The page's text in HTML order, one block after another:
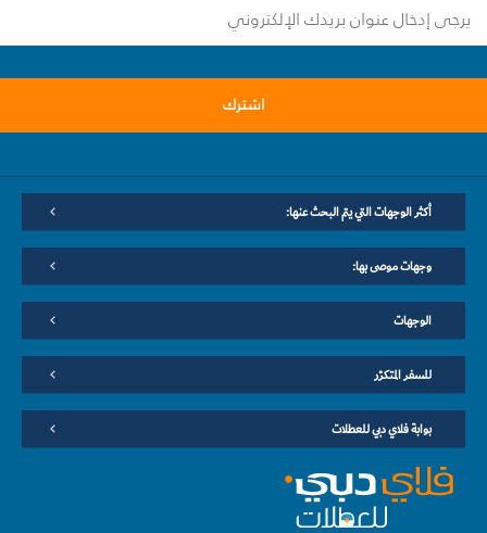
اشترك
أكثر الوجهات التي يتم البحث عنها:
وجهات موصى بها:
الوجهات
للسفر المتكرّر
بوابة فلاي دبي للعطلات